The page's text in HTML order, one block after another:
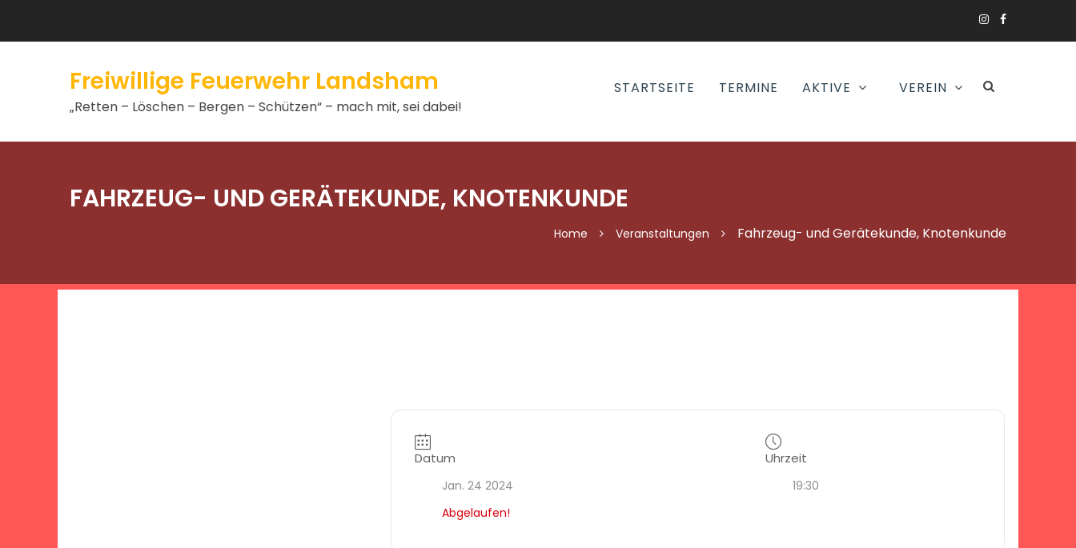
Freiwillige Feuerwehr Landsham
„Retten – Löschen – Bergen – Schützen“ – mach mit, sei dabei!
STARTSEITE TERMINE AKTIVE VEREIN
FAHRZEUG- UND GERÄTEKUNDE, KNOTENKUNDE
Home Veranstaltungen Fahrzeug- und Gerätekunde, Knotenkunde
Datum
Jan. 24 2024
Abgelaufen!
Uhrzeit
19:30